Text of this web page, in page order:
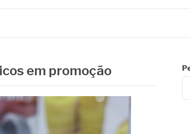
em promoção